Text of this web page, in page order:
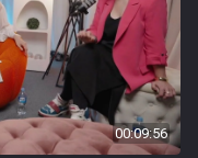
00:09:56